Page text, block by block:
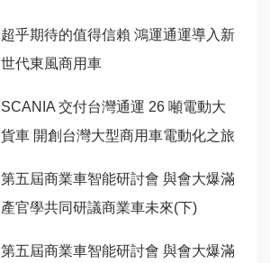
超乎期待的值得信賴 鴻運通運導入新
世代東風商用車
SCANIA 交付台灣通運 26 噸電動大
貨車 開創台灣大型商用車電動化之旅
第五屆商業車智能研討會 與會大爆滿
產官學共同研議商業車未來(下)
第五屆商業車智能研討會 與會大爆滿